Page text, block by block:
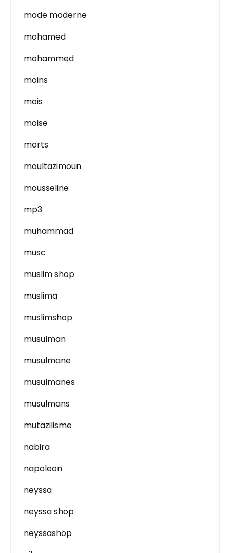
mode moderne
mohamed
mohammed
moins
mois
moise
morts
moultazimoun
mousseline
mp3
muhammad
musc
muslim shop
muslima
muslimshop
musulman
musulmane
musulmanes
musulmans
mutazilisme
nabira
napoleon
neyssa
neyssa shop
neyssashop